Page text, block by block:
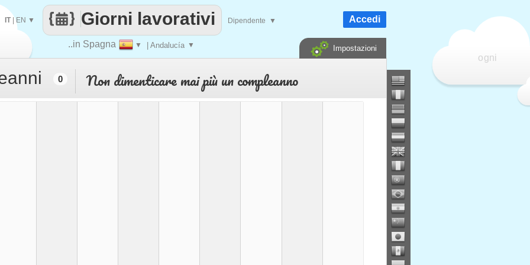
ogni
..in Spagna ▼ | Andalucía ▼
Giorni lavorativi
IT|EN ▼ Dipendente ▼ Accedi
Impostazioni
0 Non dimenticare mai più un compleanno